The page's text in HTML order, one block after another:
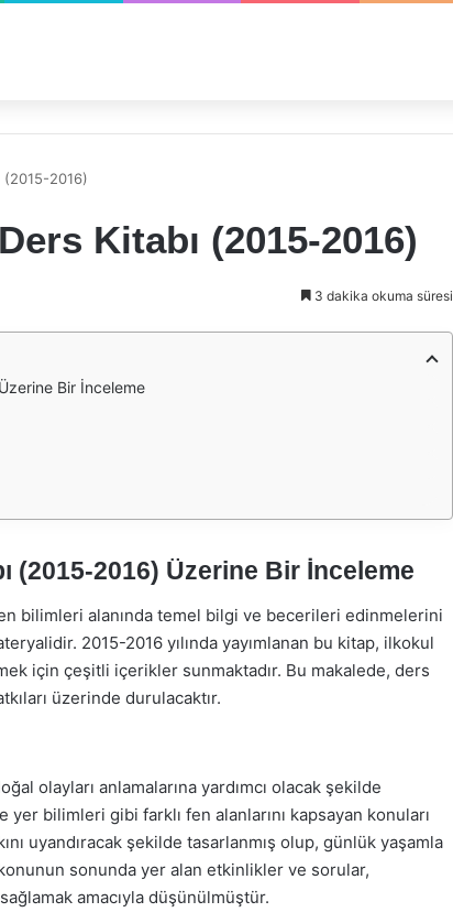
(2015-2016)
Kitabı (2015-2016)
3 dakika okuma süresi
Bir İnceleme
(2015-2016) Üzerine Bir İnceleme
bilimleri alanında temel bilgi ve becerileri edinmelerini
2015-2016 yılında yayımlanan bu kitap, ilkokul
için çeşitli içerikler sunmaktadır. Bu makalede, ders
üzerinde durulacaktır.
olayları anlamalarına yardımcı olacak şekilde
bilimleri gibi farklı fen alanlarını kapsayan konuları
uyandıracak şekilde tasarlanmış olup, günlük yaşamla
sonunda yer alan etkinlikler ve sorular,
amacıyla düşünülmüştür.